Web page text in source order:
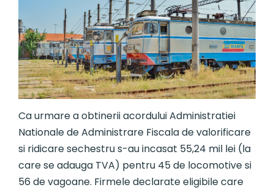
Ca urmare a obtinerii acordului Administratiei
Nationale de Administrare Fiscala de valorificare
si ridicare sechestru s-au incasat 55,24 mil lei (la
care se adauga TVA) pentru 45 de locomotive si
56 de vagoane. Firmele declarate eligibile care